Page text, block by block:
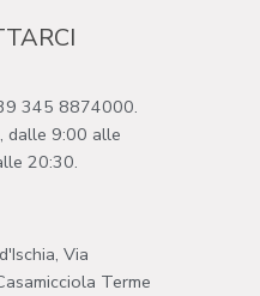
345 8874000.
dalle 9:00 alle
20:30.
Via
Terme